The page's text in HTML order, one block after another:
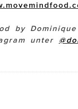
by
unter